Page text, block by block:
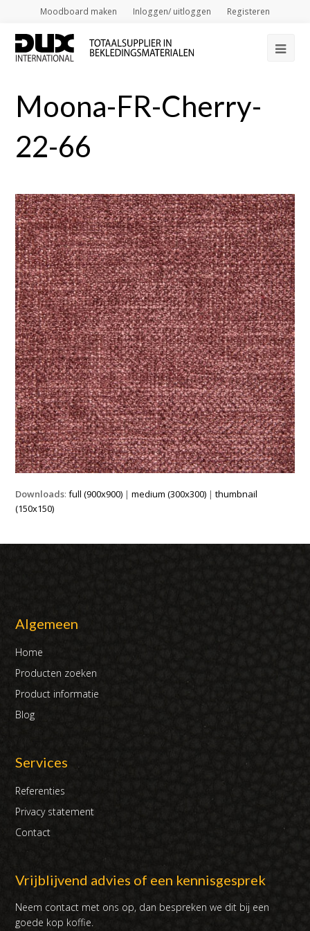
Moodboard maken Inloggen/ uitloggen Registeren
Moona-FR-Cherry-
22-66
Downloads:full (900x900) |medium (300x300) |thumbnail
(150x150)
Algemeen
Home
Producten zoeken
Product informatie
Blog
Services
Referenties
Privacy statement
Contact
Vrijblijvend advies of een kennisgesprek
Neem contact met ons op, dan bespreken we dit bij een
goede kop koffie.